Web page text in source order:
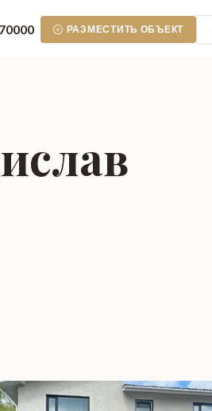
РАЗМЕСТИТЬ ОБЪЕКТ